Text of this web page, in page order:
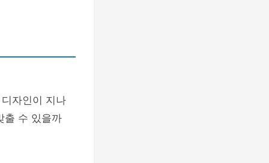
자인이 지나
출 수 있을까